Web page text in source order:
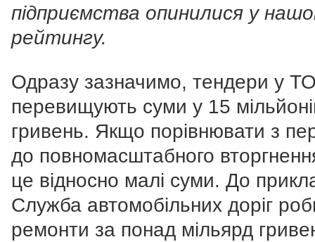
підприємства опинилися у
рейтингу.
Одразу зазначимо, тендери у
перевищують суми у 15
гривень. Якщо порівнювати з
до повномасштабного
це відносно малі суми. До
Служба автомобільних доріг
ремонти за понад мільярд